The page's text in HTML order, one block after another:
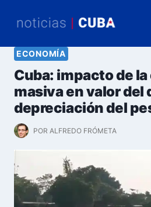
ECONOMÍA
Cuba: impacto de
masiva en valor del
depreciación del
POR ALFREDO FRÓMETA